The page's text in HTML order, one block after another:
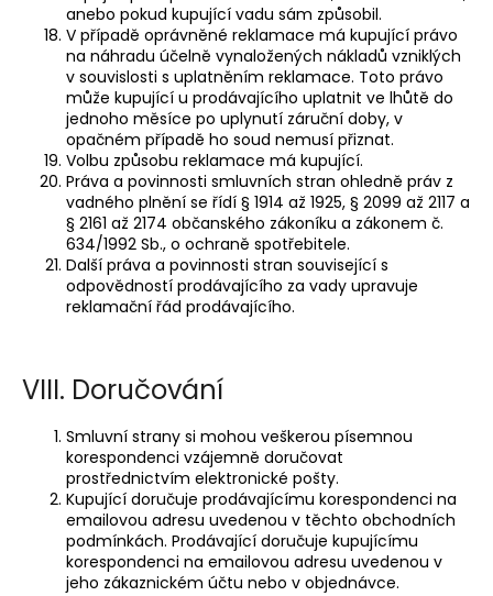
anebo pokud kupující vadu sám způsobil.
V případě oprávněné reklamace má kupující právo
na náhradu účelně vynaložených nákladů vzniklých
v souvislosti s uplatněním reklamace. Toto právo
může kupující u prodávajícího uplatnit ve lhůtě do
jednoho měsíce po uplynutí záruční doby, v
opačném případě ho soud nemusí přiznat.
Volbu způsobu reklamace má kupující.
Práva a povinnosti smluvních stran ohledně práv z
vadného plnění se řídí § 1914 až 1925, § 2099 až 2117 a
§ 2161 až 2174 občanského zákoníku a zákonem č.
634/1992 Sb., o ochraně spotřebitele.
Další práva a povinnosti stran související s
odpovědností prodávajícího za vady upravuje
reklamační řád prodávajícího.
VIII. Doručování
Smluvní strany si mohou veškerou písemnou
korespondenci vzájemně doručovat
prostřednictvím elektronické pošty.
Kupující doručuje prodávajícímu korespondenci na
emailovou adresu uvedenou v těchto obchodních
podmínkách. Prodávající doručuje kupujícímu
korespondenci na emailovou adresu uvedenou v
jeho zákaznickém účtu nebo v objednávce.